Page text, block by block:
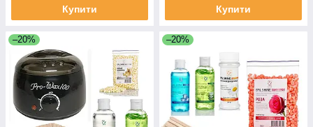
Купити Купити
–20% –20%